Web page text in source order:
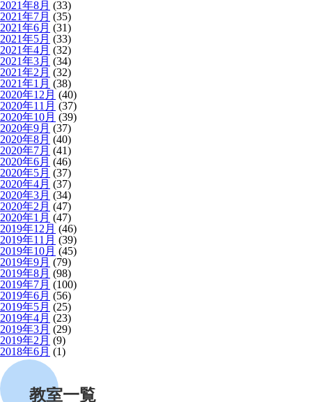
2021年8月 (33)
2021年7月 (35)
2021年6月 (31)
2021年5月 (33)
2021年4月 (32)
2021年3月 (34)
2021年2月 (32)
2021年1月 (38)
2020年12月 (40)
2020年11月 (37)
2020年10月 (39)
2020年9月 (37)
2020年8月 (40)
2020年7月 (41)
2020年6月 (46)
2020年5月 (37)
2020年4月 (37)
2020年3月 (34)
2020年2月 (47)
2020年1月 (47)
2019年12月 (46)
2019年11月 (39)
2019年10月 (45)
2019年9月 (79)
2019年8月 (98)
2019年7月 (100)
2019年6月 (56)
2019年5月 (25)
2019年4月 (23)
2019年3月 (29)
2019年2月 (9)
2018年6月 (1)
教室一覧